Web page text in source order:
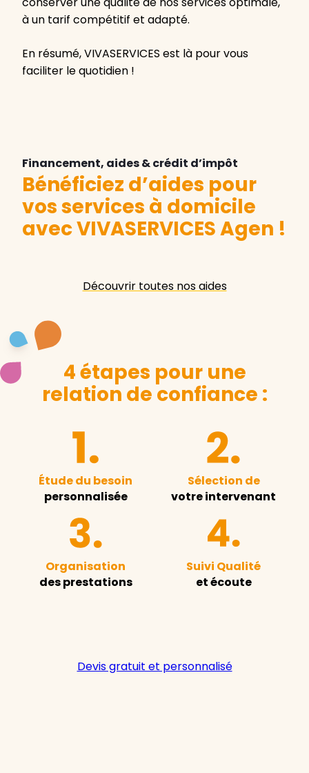
à un tarif compétitif et adapté.
En résumé, VIVASERVICES est là pour vous
faciliter le quotidien !
Financement, aides & crédit d’impôt
Bénéficiez d’aides pour
vos services à domicile
avec VIVASERVICES Agen !
Découvrir toutes nos aides
4 étapes pour une
relation de confiance :
Étude du besoin
personnalisée
Sélection de
votre intervenant
Organisation
des prestations
Suivi Qualité
et écoute
Devis gratuit et personnalisé